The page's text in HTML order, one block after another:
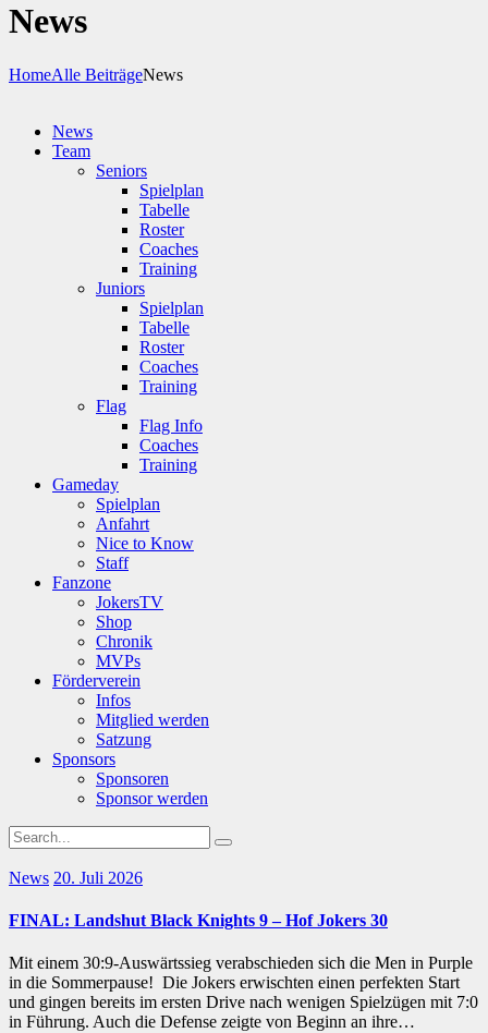
News
HomeAlle BeiträgeNews
News
Team
Seniors
Spielplan
Tabelle
Roster
Coaches
Training
Juniors
Spielplan
Tabelle
Roster
Coaches
Training
Flag
Flag Info
Coaches
Training
Gameday
Spielplan
Anfahrt
Nice to Know
Staff
Fanzone
JokersTV
Shop
Chronik
MVPs
Förderverein
Infos
Mitglied werden
Satzung
Sponsors
Sponsoren
Sponsor werden
News 20. Juli 2026
FINAL: Landshut Black Knights 9 – Hof Jokers 30
Mit einem 30:9-Auswärtssieg verabschieden sich die Men in Purple
in die Sommerpause! Die Jokers erwischten einen perfekten Start
und gingen bereits im ersten Drive nach wenigen Spielzügen mit 7:0
in Führung. Auch die Defense zeigte von Beginn an ihre…